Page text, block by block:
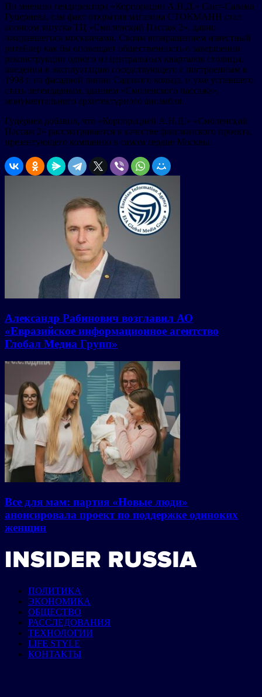
По мнению гендиректора «Корпорации А.Н.Д.» Саит-Салама
Гуцериева, сам факт открытия магазина СТОКМАНН стал
анонсом запуска ТЦ «Смоленский Пассаж 2», давно
ожидавшегося москвичами. Своим возвращением известный
ритейлер как бы оповещает общественность о завершении
реконструкции одного из центральных кварталов столицы,
введении в эксплуатацию соседствующего с построенным в
1998 г. на фасадной линии Садового кольца, и уже успевшего
стать легендарным, зданием «Смоленского пассажа»,
монументального архитектурного ансамбля.
Гуцериев добавил, что «Корпорацией А.Н.Д.» «Смоленский
Пассаж 2» рассматривается в качестве флагманского проекта,
презентующего компанию в самом сердце Москвы.
Александр Рабинович возглавил АО
«Евразийское информационное агентство
Глобал Медиа Групп»
Все для мам: партия «Новые люди»
анонсировала проект по поддержке одиноких
женщин
ПОЛИТИКА
ЭКОНОМИКА
ОБЩЕСТВО
РАССЛЕДОВАНИЯ
ТЕХНОЛОГИИ
LIFE STYLE
КОНТАКТЫ